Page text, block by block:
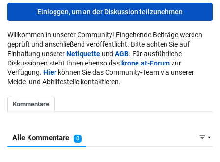
Einloggen, um an der Diskussion teilzunehmen
Willkommen in unserer Community! Eingehende Beiträge werden
geprüft und anschließend veröffentlicht. Bitte achten Sie auf
Einhaltung unsererNetiquette und AGB. Für ausführliche
Diskussionen steht Ihnen ebenso das krone.at-Forumzur
Verfügung. Hier können Sie das Community-Team via unserer
Melde- und Abhilfestelle kontaktieren.